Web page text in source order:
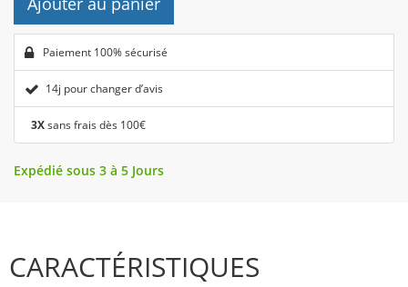
Paiement 100% sécurisé
14j pour changer d’avis
3Xsans frais dès 100€
Expédié sous 3 à 5 Jours
CARACTÉRISTIQUES